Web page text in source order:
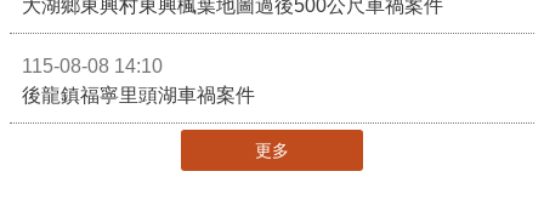
大湖鄉東興村東興楓葉地圖過後500公尺車禍案件
115-08-08 14:10
後龍鎮福寧里頭湖車禍案件
更多